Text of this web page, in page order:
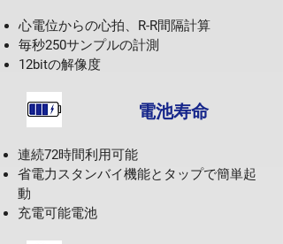
心電位からの心拍、 R-R間隔計算
毎秒250サンプルの計測
12bitの解像度
電池寿命
連続72時間利用可能
省電力スタンバイ機能とタップで簡単起
動
充電可能電池